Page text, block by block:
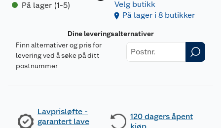
På lager (1-5)
Velg butikk
På lager i 8 butikker
Dine leveringsalternativer
Finn alternativer og pris for
levering ved å søke på ditt
postnummer
Lavprisløfte -
garantert lave
120 dagers åpent
kjøp